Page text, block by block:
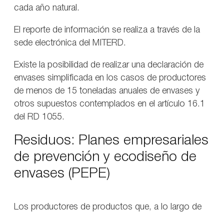
cada año natural.
El reporte de información se realiza a través de la
sede electrónica del MITERD.
Existe la posibilidad de realizar una declaración de
envases simplificada en los casos de productores
de menos de 15 toneladas anuales de envases y
otros supuestos contemplados en el artículo 16.1
del RD 1055.
Residuos: Planes empresariales
de prevención y ecodiseño de
envases (PEPE)
Los productores de productos que, a lo largo de